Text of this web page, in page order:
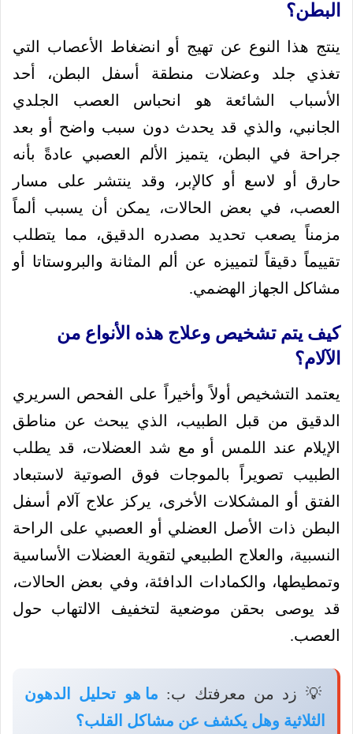
البطن؟
ينتج هذا النوع عن تهيج أو انضغاط الأعصاب التي
تغذي جلد وعضلات منطقة أسفل البطن، أحد
الأسباب الشائعة هو انحباس العصب الجلدي
الجانبي، والذي قد يحدث دون سبب واضح أو بعد
جراحة في البطن، يتميز الألم العصبي عادةً بأنه
حارق أو لاسع أو كالإبر، وقد ينتشر على مسار
العصب، في بعض الحالات، يمكن أن يسبب ألماً
مزمناً يصعب تحديد مصدره الدقيق، مما يتطلب
تقييماً دقيقاً لتمييزه عن ألم المثانة والبروستاتا أو
مشاكل الجهاز الهضمي.
كيف يتم تشخيص وعلاج هذه الأنواع من
الآلام؟
يعتمد التشخيص أولاً وأخيراً على الفحص السريري
الدقيق من قبل الطبيب، الذي يبحث عن مناطق
الإيلام عند اللمس أو مع شد العضلات، قد يطلب
الطبيب تصويراً بالموجات فوق الصوتية لاستبعاد
الفتق أو المشكلات الأخرى، يركز علاج آلام أسفل
البطن ذات الأصل العضلي أو العصبي على الراحة
النسبية، والعلاج الطبيعي لتقوية العضلات الأساسية
وتمطيطها، والكمادات الدافئة، وفي بعض الحالات،
قد يوصى بحقن موضعية لتخفيف الالتهاب حول
العصب.
💡 زد من معرفتك ب: ما هو تحليل الدهون
الثلاثية وهل يكشف عن مشاكل القلب؟